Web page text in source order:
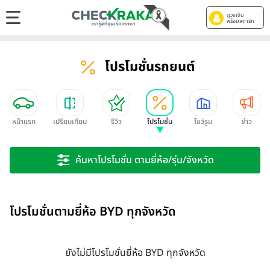
ดูวงเงิน
พร้อมสตาร์ท
โปรโมชั่นรถยนต์
หน้าแรก เปรียบเทียบ รีวิว โปรโมชั่น โชว์รูม ข่าว
ค้นหาโปรโมชั่น ตามยี่ห้อ/รุ่น/จังหวัด
โปรโมชั่นตามยี่ห้อ BYD ทุกจังหวัด
ยังไม่มีโปรโมชั่นยี่ห้อ BYD ทุกจังหวัด